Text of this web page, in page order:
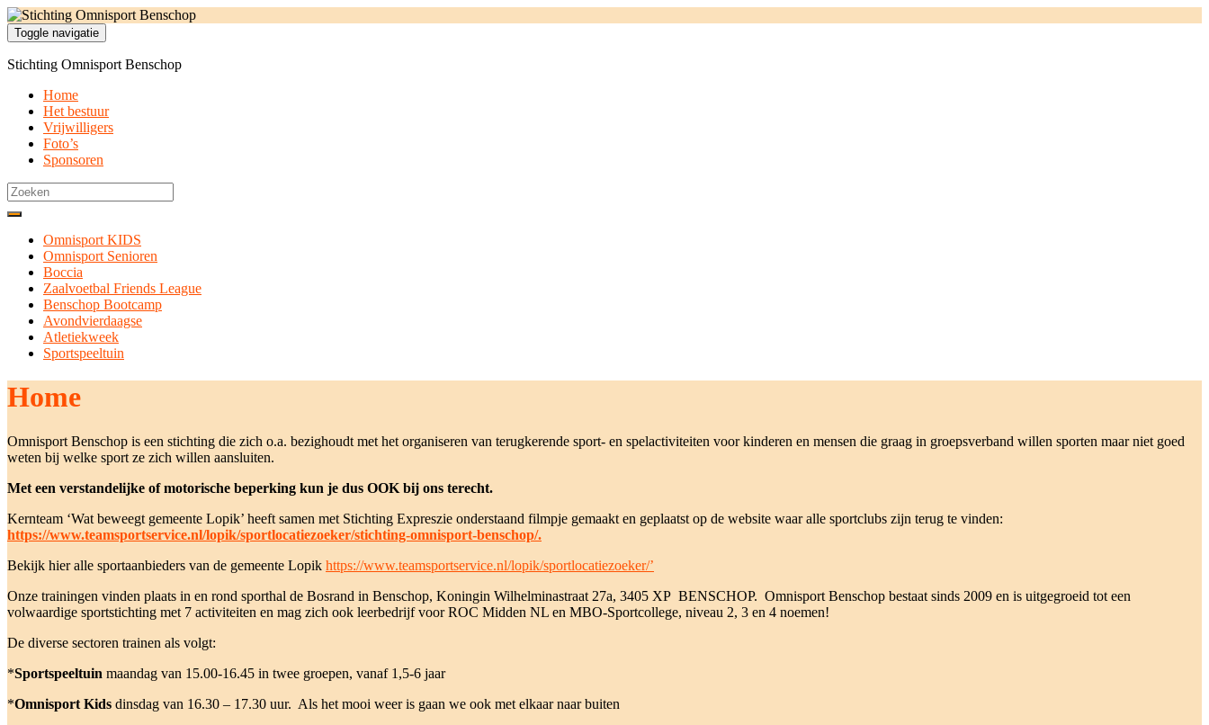
Toggle navigatie
Stichting Omnisport Benschop
Home
Het bestuur
Vrijwilligers
Foto’s
Sponsoren
Search
for:
Omnisport KIDS
Omnisport Senioren
Boccia
Zaalvoetbal Friends League
Benschop Bootcamp
Avondvierdaagse
Atletiekweek
Sportspeeltuin
Home
Omnisport Benschop is een stichting die zich o.a. bezighoudt met het organiseren van terugkerende sport- en spelactiviteiten voor kinderen en mensen die graag in groepsverband willen sporten maar niet goed
weten bij welke sport ze zich willen aansluiten.
Met een verstandelijke of motorische beperking kun je dus OOK bij ons terecht.
Kernteam ‘Wat beweegt gemeente Lopik’ heeft samen met Stichting Expreszie onderstaand filmpje gemaakt en geplaatst op de website waar alle sportclubs zijn terug te vinden:
https://www.teamsportservice.nl/lopik/sportlocatiezoeker/stichting-omnisport-benschop/.
Bekijk hier alle sportaanbieders van de gemeente Lopik https://www.teamsportservice.nl/lopik/sportlocatiezoeker/’
Onze trainingen vinden plaats in en rond sporthal de Bosrand in Benschop, Koningin Wilhelminastraat 27a, 3405 XP BENSCHOP. Omnisport Benschop bestaat sinds 2009 en is uitgegroeid tot een
volwaardige sportstichting met 7 activiteiten en mag zich ook leerbedrijf voor ROC Midden NL en MBO-Sportcollege, niveau 2, 3 en 4 noemen!
De diverse sectoren trainen als volgt:
*Sportspeeltuin maandag van 15.00-16.45 in twee groepen, vanaf 1,5-6 jaar
*Omnisport Kids dinsdag van 16.30 – 17.30 uur. Als het mooi weer is gaan we ook met elkaar naar buiten